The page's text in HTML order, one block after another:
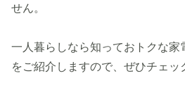
せん。
一人暮らしなら知っておトクな家
をご紹介しますので、ぜひチェッ